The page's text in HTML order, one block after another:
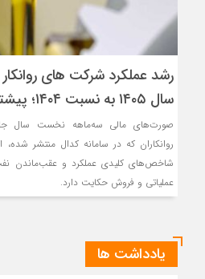
رشد عملکرد شرکت های
سال ۱۴۰۵ به نسبت ۱۴۰۴؛ پیشتازی سپاهان و بهران
صورت‌های مالی سه‌ماهه نخست سال
روانکاران که در سامانه کدال منتشر
شاخص‌های کلیدی عملکرد و عقب‌ماندن
عملیاتی و فروش حکایت دارد.
یادداشت ها